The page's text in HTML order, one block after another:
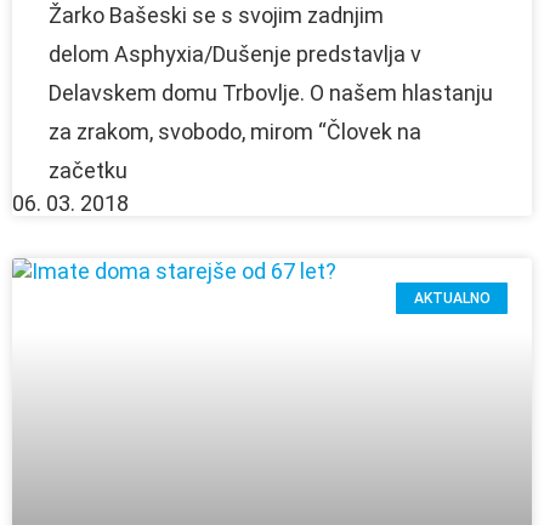
Žarko Bašeski se s svojim zadnjim
delom Asphyxia/Dušenje predstavlja v
Delavskem domu Trbovlje. O našem hlastanju
za zrakom, svobodo, mirom “Človek na
začetku
06. 03. 2018
AKTUALNO